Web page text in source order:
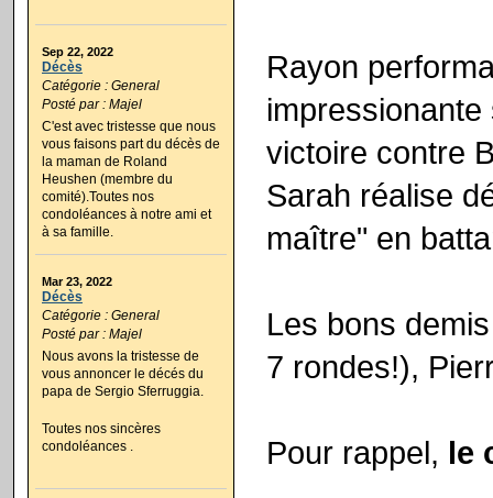
Sep 22, 2022
Décès
Catégorie : General
Posté par : Majel
C'est avec tristesse que nous
vous faisons part du décès de
la maman de Roland
Heushen (membre du
comité).Toutes nos
condoléances à notre ami et
à sa famille.
Mar 23, 2022
Décès
Catégorie : General
Posté par : Majel
Nous avons la tristesse de
vous annoncer le décés du
papa de Sergio Sferruggia.
Toutes nos sincères
condoléances .
Rayon
victoire contre
Sarah réalise
maître" en
Les bons
7 rondes!),
Pour rappel, le